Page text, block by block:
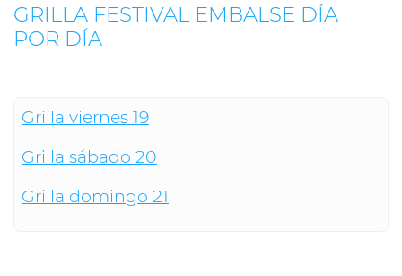
GRILLA FESTIVAL EMBALSE DÍA
POR DÍA
Grilla viernes 19
Grilla sábado 20
Grilla domingo 21